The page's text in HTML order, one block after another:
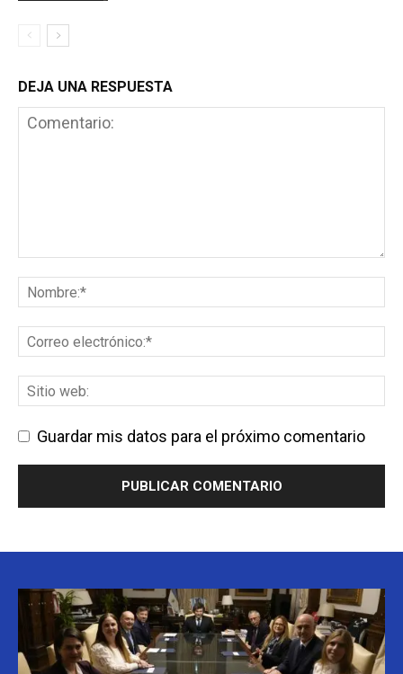
DEJA UNA RESPUESTA
Guardar mis datos para el próximo comentario